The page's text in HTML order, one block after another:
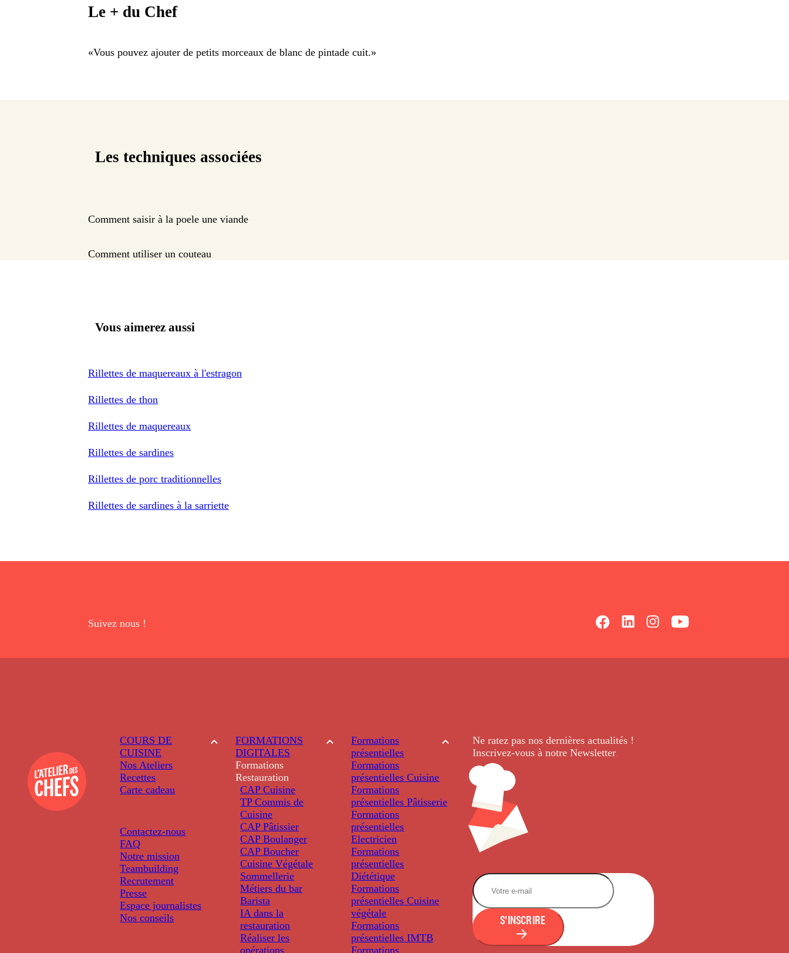
Le + du Chef
«Vous pouvez ajouter de petits morceaux de blanc de pintade cuit.»
Les techniques associées
Comment saisir à la poele une viande
Comment utiliser un couteau
Vous aimerez aussi
Rillettes de maquereaux à l'estragon
Rillettes de thon
Rillettes de maquereaux
Rillettes de sardines
Rillettes de porc traditionnelles
Rillettes de sardines à la sarriette
Suivez nous !
COURS DE
CUISINE
Nos Ateliers
Recettes
Carte cadeau
Contactez-nous
FAQ
Notre mission
Teambuilding
Recrutement
Presse
Espace journalistes
Nos conseils
FORMATIONS
DIGITALES
Formations
Restauration
CAP Cuisine
TP Commis de
Cuisine
CAP Pâtissier
CAP Boulanger
CAP Boucher
Cuisine Végétale
Sommellerie
Métiers du bar
Barista
IA dans la
restauration
Réaliser les
opérations
Formations
présentielles
Formations
présentielles Cuisine
Formations
présentielles Pâtisserie
Formations
présentielles
Electricien
Formations
présentielles
Diététique
Formations
présentielles Cuisine
végétale
Formations
présentielles IMTB
Formations
Ne ratez pas nos dernièresactualités !
Inscrivez-vous à notre Newsletter.
S'INSCRIRE